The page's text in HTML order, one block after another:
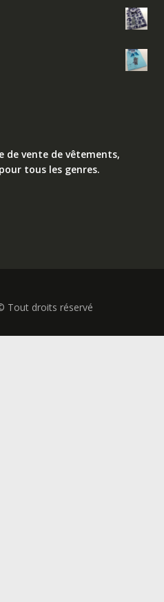
de vente de vêtements,
tous les genres.
Tout droits réservé